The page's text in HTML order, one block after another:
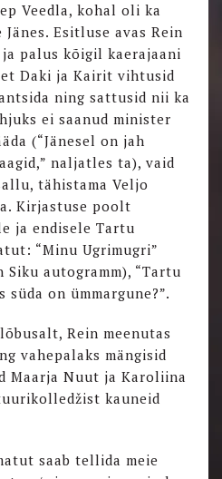
Veedla, kohal oli ka
Esitluse avas Rein
palus kõigil kaerajaani
Daki ja Kairit vihtusid
ning sattusid nii ka
ei saanud minister
(“Jänesel on jah
naljatles ta), vaid
tähistama Veljo
Kirjastuse poolt
ja endisele Tartu
“Minu Ugrimugri”
Siku autogramm), “Tartu
süda on ümmargune?”.
Rein meenutas
vahepalaks mängisid
Maarja Nuut ja Karoliina
kauneid
saab tellida meie